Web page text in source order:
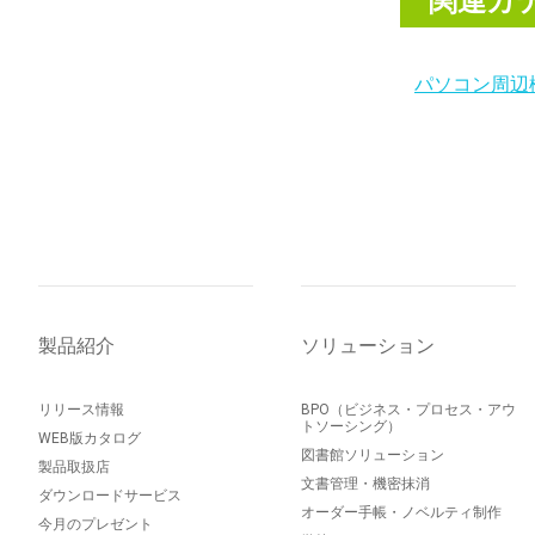
パソコン周辺
製品紹介
リリース情報
WEB版カタログ
製品取扱店
ダウンロードサービス
今月のプレゼント
ソリューション
BPO（ビジネス・プロセス・アウ
トソーシング）
図書館ソリューション
文書管理・機密抹消
オーダー手帳・ノベルティ制作